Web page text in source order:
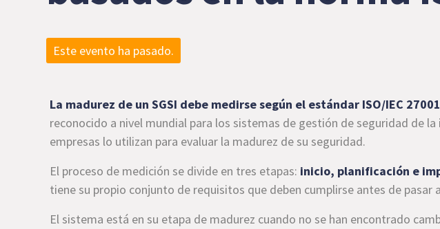
Este evento ha pasado.
La madurez de un SGSI debe medirse según el estándar ISO/IEC
reconocido a nivel mundial para los sistemas de gestión de seguridad de
empresas lo utilizan para evaluar la madurez de su seguridad.
El proceso de medición se divide en tres etapas: inicio, planificación e
tiene su propio conjunto de requisitos que deben cumplirse antes de pasar
El sistema está en su etapa de madurez cuando no se han encontrado